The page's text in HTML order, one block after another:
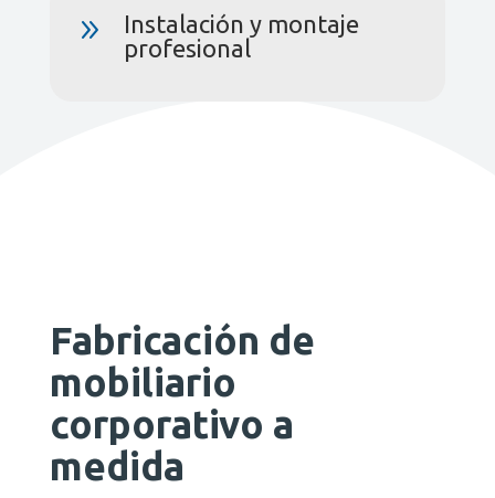
9
Instalación y montaje
profesional
Fabricación de
mobiliario
corporativo a
medida